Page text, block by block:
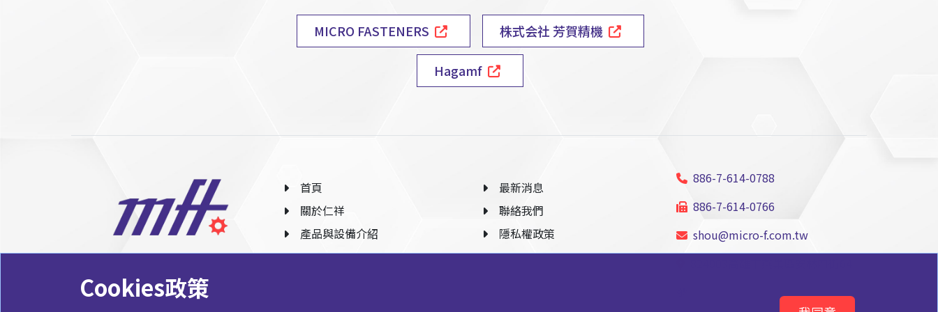
Cookies政策
MICRO FASTENERS 株式会社 芳賀精機
Hagamf
首頁
關於仁祥
產品與設備介紹
最新消息
聯絡我們
隱私權政策
886-7-614-0788
886-7-614-0766
shou@micro-f.com.tw